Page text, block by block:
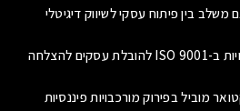
בין פיתוח עסקי לשיווק דיגיטלי
חמדאן ג'לולי: ייעוץ כלכלי ומומחיות ב-ISO 9001 להובלת עסקים להצלחה
מוביל בפירוק מורכבויות פיננסיות